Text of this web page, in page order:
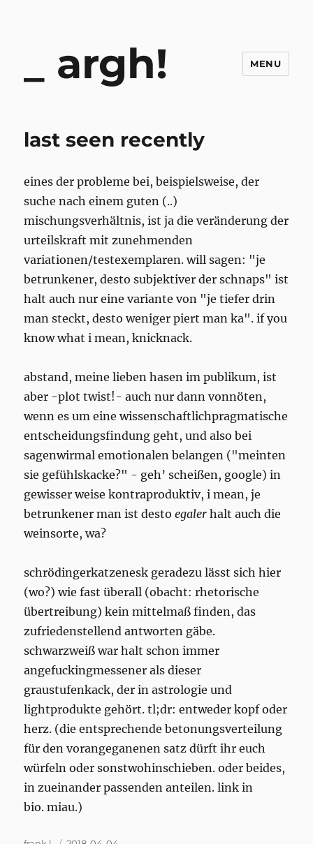
argh! MENU
last seen recently
eines der probleme bei, beispielsweise, der
suche nach einem guten (..)
mischungsverhältnis, ist ja die veränderung der
urteilskraft mit zunehmenden
variationen/testexemplaren. will sagen: "je
betrunkener, desto subjektiver der schnaps" ist
halt auch nur eine variante von "je tiefer drin
man steckt, desto weniger piert man ka". if you
know what i mean, knicknack.
abstand, meine lieben hasen im publikum, ist
aber -plot twist!- auch nur dann vonnöten,
wenn es um eine wissenschaftlichpragmatische
entscheidungsfindung geht, und also bei
sagenwirmal emotionalen belangen ("meinten
sie gefühlskacke?" - geh’ scheißen, google) in
gewisser weise kontraproduktiv, i mean, je
betrunkener man ist destoegaler halt auch die
weinsorte, wa?
schrödingerkatzenesk geradezu lässt sich hier
(wo?) wie fast überall (obacht: rhetorische
übertreibung) kein mittelmaß finden, das
zufriedenstellend antworten gäbe.
schwarzweiß war halt schon immer
angefuckingmessener als dieser
graustufenkack, der in astrologie und
lightprodukte gehört. tl;dr: entweder kopf oder
herz. (die entsprechende betonungsverteilung
für den vorangeganenen satz dürft ihr euch
würfeln oder sonstwohinschieben. oder beides,
in zueinander passenden anteilen. link in
bio. miau.)